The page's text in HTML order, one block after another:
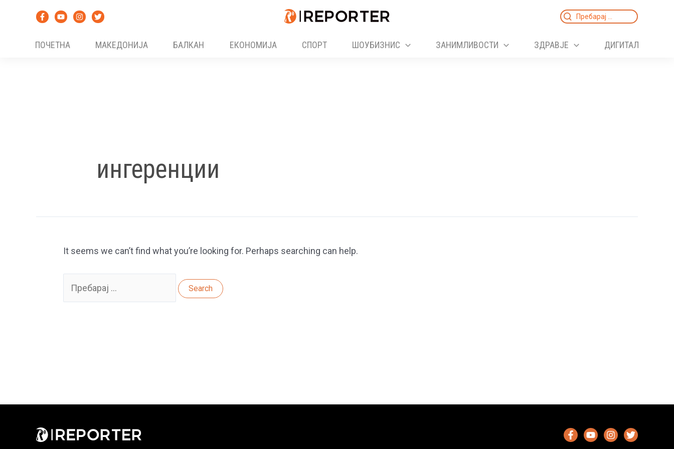
Search
ПОЧЕТНА
МАКЕДОНИЈА БАЛКАН ЕКОНОМИЈА СПОРТ ШОУБИЗНИС ЗАНИМЛИВОСТИ ЗДРАВЈЕ ДИГИТАЛ
ингеренции
It seems we can’t find what you’re looking for. Perhaps searching can help.
for: